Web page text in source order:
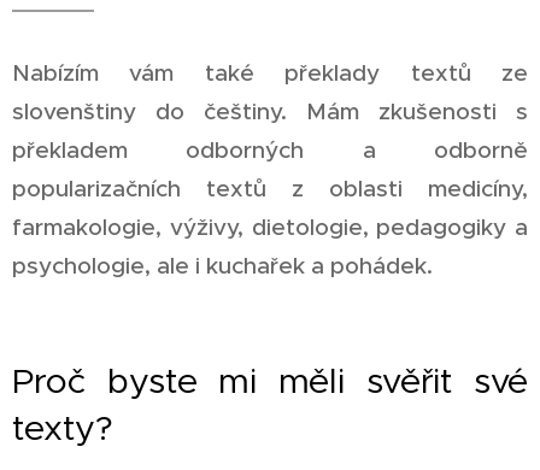
Nabízím vám také překlady textů ze
slovenštiny do češtiny. Mám zkušenosti s
překladem odborných a odborně
popularizačních textů z oblasti medicíny,
farmakologie, výživy, dietologie, pedagogiky a
psychologie, ale i kuchařek a pohádek.
Proč byste mi měli svěřit své
texty?